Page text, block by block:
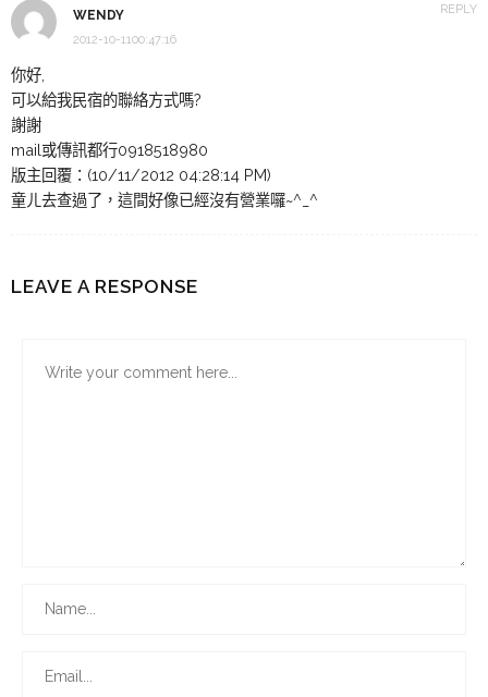
WENDY
2012-10-1100:47:16
你好,
可以給我民宿的聯絡方式嗎?
謝謝
mail或傳訊都行0918518980
版主回覆：(10/11/2012 04:28:14 PM)
童ㄦ去查過了，這間好像已經沒有營業囉~^_^
REPLY
LEAVE A RESPONSE